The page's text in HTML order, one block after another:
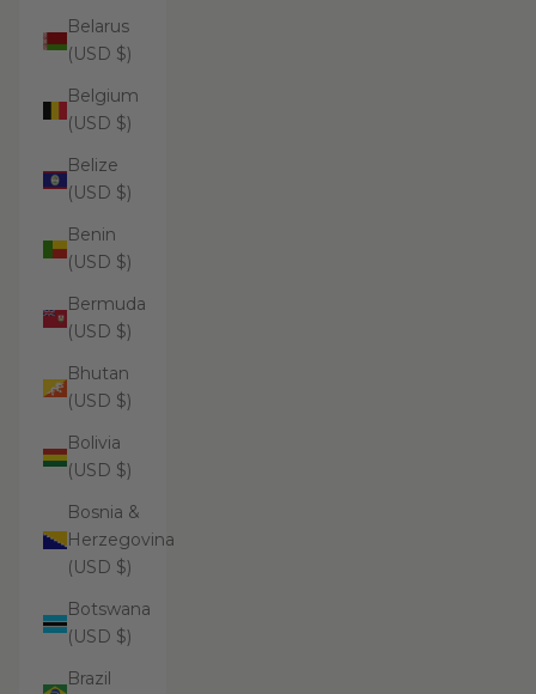
Belarus
(USD $)
Belgium
(USD $)
Belize
(USD $)
Benin
(USD $)
Bermuda
(USD $)
Bhutan
(USD $)
Bolivia
(USD $)
Bosnia &
Herzegovina
(USD $)
Botswana
(USD $)
Brazil